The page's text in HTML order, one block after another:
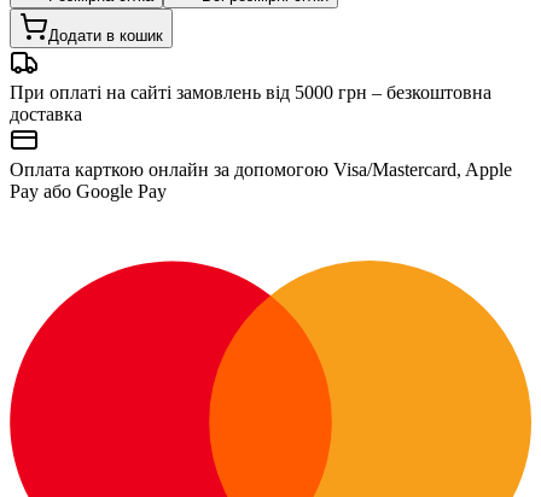
Додати в кошик
При оплаті на сайті замовлень від 5000 грн – безкоштовна
доставка
Оплата карткою онлайн за допомогою Visa/Mastercard, Apple
Pay або Google Pay